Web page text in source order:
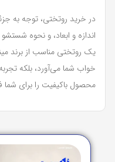
در خرید روتختی، توجه به
اندازه و ابعاد، و نحوه
یک روتختی مناسب از برند
خواب شما می‌آورد، بلکه
محصول باکیفیت را برای شما